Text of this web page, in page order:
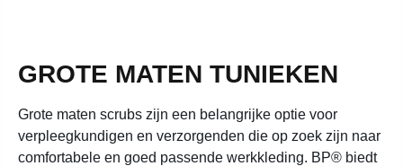
GROTE MATEN TUNIEKEN
Grote maten scrubs zijn een belangrijke optie voor
verpleegkundigen en verzorgenden die op zoek zijn naar
comfortabele en goed passende werkkleding. BP® biedt